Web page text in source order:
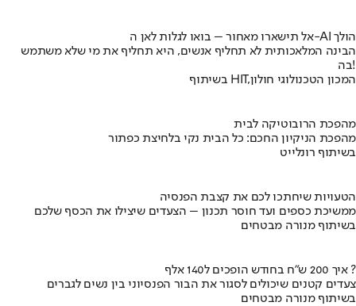
אל תישארו מאחור – בואו לגלות לאן ה-AI הולך
הבינה המלאכותית לא תחליף אנשים, היא תחליף את מי שלא משתמש
בה!
בשיתוף HIT,המכון הטכנולוגי חולון
מהפכת הרובוטיקה לבית
מהפכת הניקיון החכם: כל הבית נקי בלחיצת כפתור
בשיתוף רונלייט
הטעויות שיחתכו לכם את קצבת הפנסיה
ממשיכת כספים ועד חוסר תכנון – הצעדים שיצילו את הכסף שלכם
בשיתוף מנורה מבטחים
איך 200 ש"ח בחודש הופכים ל140 אלף ?
צעדים קטנים שיכולים לסגור את הבור הפנסיוני בין נשים לגברים
בשיתוף מנורה מבטחים